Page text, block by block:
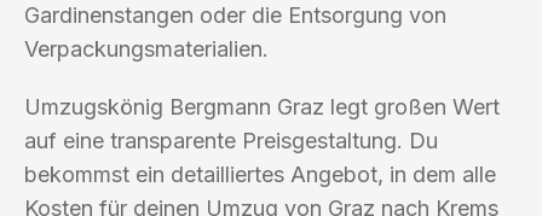
Gardinenstangen oder die Entsorgung von
Verpackungsmaterialien.
Umzugskönig Bergmann Graz legt großen Wert
auf eine transparente Preisgestaltung. Du
bekommst ein detailliertes Angebot, in dem alle
Kosten für deinen Umzug von Graz nach Krems